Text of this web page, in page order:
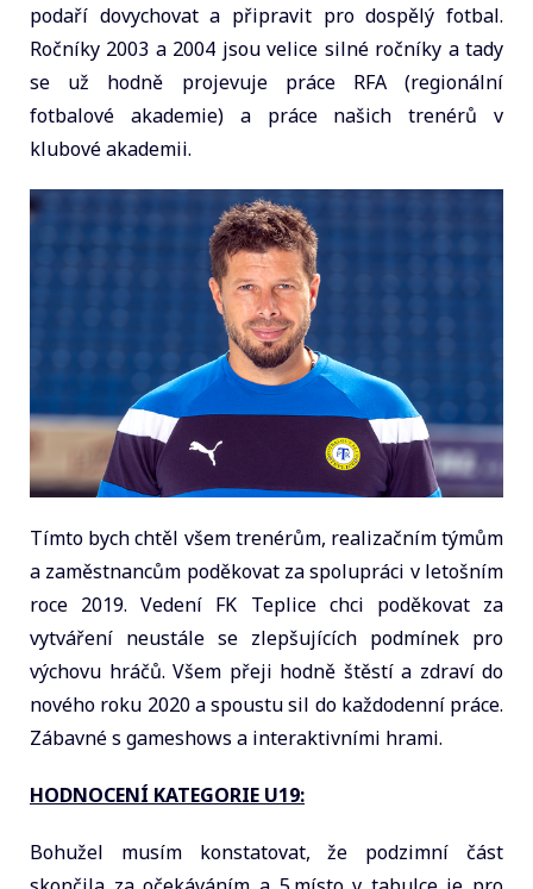
podaří dovychovat a připravit pro dospělý fotbal.
Ročníky 2003 a 2004 jsou velice silné ročníky a tady
se už hodně projevuje práce RFA (regionální
fotbalové akademie) a práce našich trenérů v
klubové akademii.
Tímto bych chtěl všem trenérům, realizačním týmům
a zaměstnancům poděkovat za spolupráci v letošním
roce 2019. Vedení FK Teplice chci poděkovat za
vytváření neustále se zlepšujících podmínek pro
výchovu hráčů. Všem přeji hodně štěstí a zdraví do
nového roku 2020 a spoustu sil do každodenní práce.
Zábavné s gameshows a interaktivními hrami.
HODNOCENÍ KATEGORIE U19:
Bohužel musím konstatovat, že podzimní část